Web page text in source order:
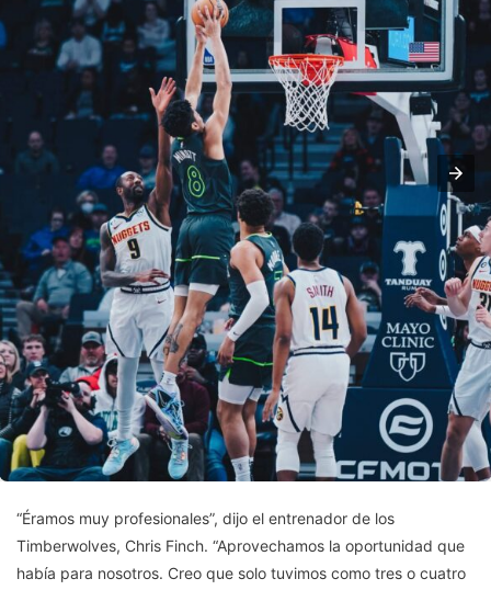
“Éramos muy profesionales”, dijo el entrenador de los
Timberwolves, Chris Finch. “Aprovechamos la oportunidad que
había para nosotros. Creo que solo tuvimos como tres o cuatro